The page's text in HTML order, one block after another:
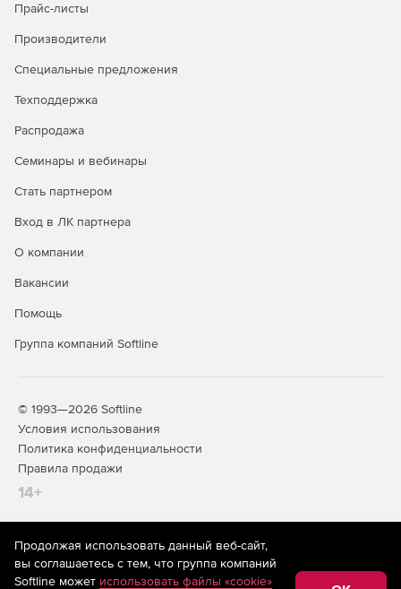
Прайс-листы
Производители
Специальные предложения
Техподдержка
Распродажа
Семинары и вебинары
Стать партнером
Вход в ЛК партнера
О компании
Вакансии
Помощь
Группа компаний Softline
© 1993—2026 Softline
Условия использования
Политика конфиденциальности
Правила продажи
14+
На информационном ресурсе store.softline.ru применяются
рекомендательные технологии(информационные технологии
предоставления информации на основе сбора,
Продолжая использовать данный веб-сайт,
вы соглашаетесь с тем, что группа компаний
Softline может использовать файлы «cookie»